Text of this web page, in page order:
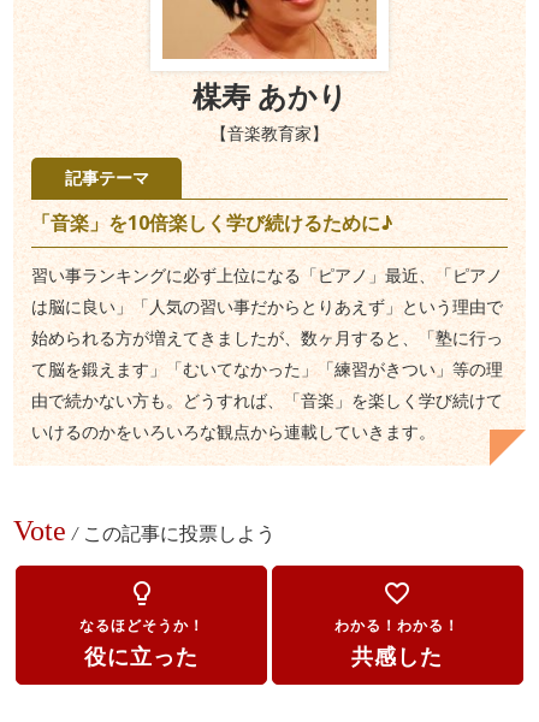
楳寿 あかり
【音楽教育家】
記事テーマ
「音楽」を10倍楽しく学び続けるために♪
習い事ランキングに必ず上位になる「ピアノ」最近、「ピアノ
は脳に良い」「人気の習い事だからとりあえず」という理由で
始められる方が増えてきましたが、数ヶ月すると、「塾に行っ
て脳を鍛えます」「むいてなかった」「練習がきつい」等の理
由で続かない方も。どうすれば、「音楽」を楽しく学び続けて
いけるのかをいろいろな観点から連載していきます。
Vote / この記事に投票しよう
lightbulb_outline
なるほどそうか！
役に立った
favorite_border
わかる！わかる！
共感した